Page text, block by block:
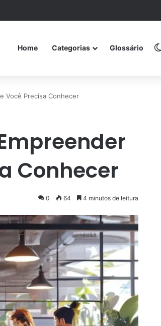
Home Categorias Glossário
Você Precisa Conhecer
Conhecer
0 64 4 minutos de leitura